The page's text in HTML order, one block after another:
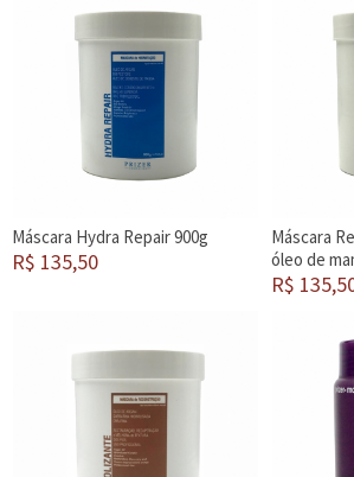
Máscara Hydra Repair 900g
R$ 135,50
Máscara
óleo de
R$